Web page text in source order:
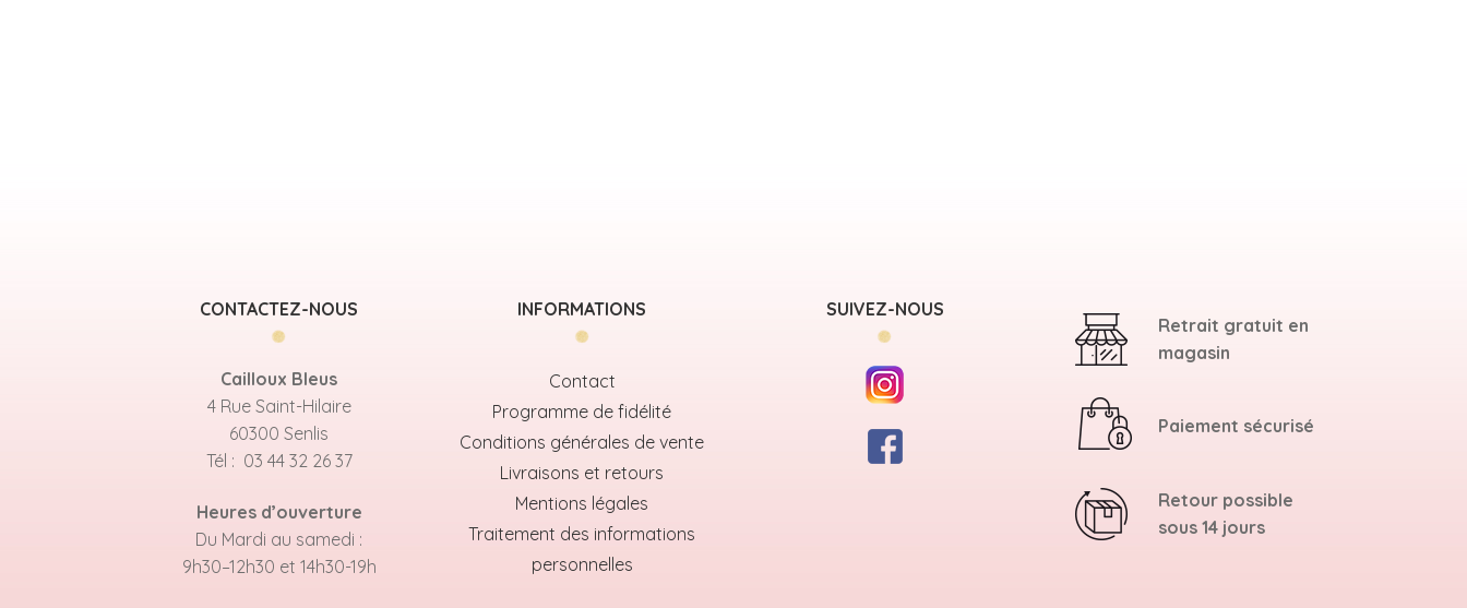
CONTACTEZ-NOUS
Cailloux Bleus
4 Rue Saint-Hilaire
60300 Senlis
Tél : 03 44 32 26 37
Heures d’ouverture
Du Mardi au samedi :
9h30–12h30 et 14h30-19h
INFORMATIONS
Contact
Programme de fidélité
Conditions générales de vente
Livraisons et retours
Mentions légales
Traitement des informations
personnelles
SUIVEZ-NOUS
Retrait gratuit en
magasin
Paiement sécurisé
Retour possible
sous 14 jours